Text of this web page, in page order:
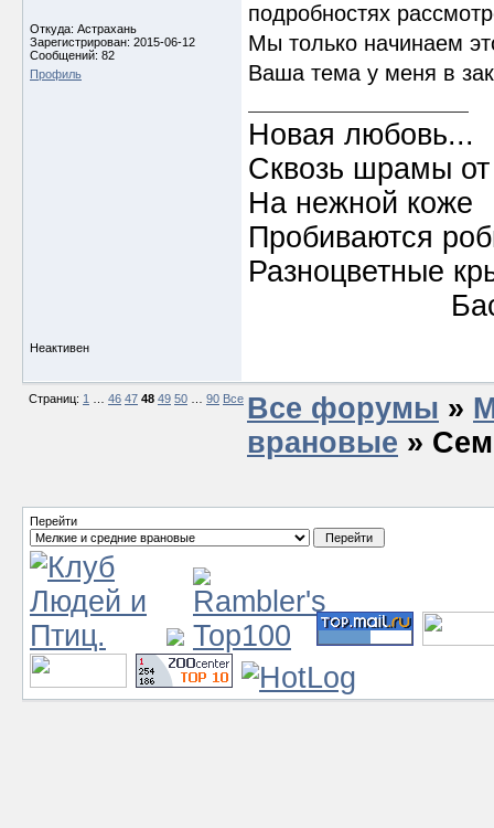
Откуда: Астрахань
Зарегистрирован: 2015-06-12
Сообщений: 82
Профиль
подробностях
Мы только начинаем
Ваша тема у меня в
Новая любовь...
Сквозь шрамы
На нежной коже
Пробиваются
Разноцветные
Неактивен
Страниц: 1 46 47 48 49 50 90 Все Все форумы »
врановые »
Перейти